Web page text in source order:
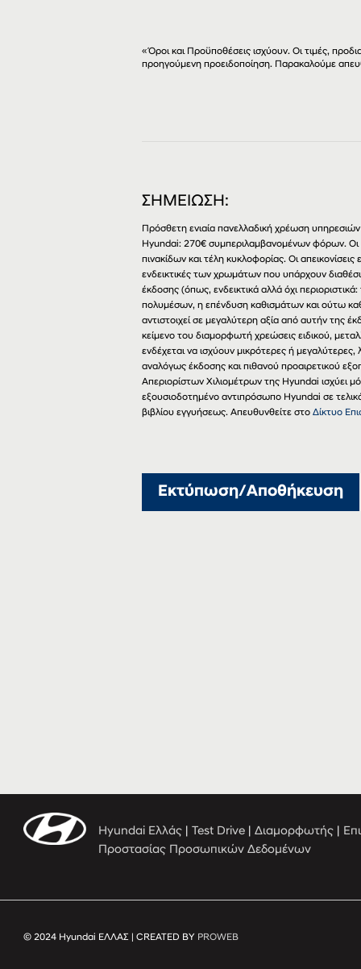
«Όροι και Προϋποθέσεις ισχύουν. Οι τιμές,
προηγούμενη προειδοποίηση. Παρακαλούμε
ΣΗΜΕΙΩΣΗ:
Πρόσθετη ενιαία πανελλαδική χρέωση
Hyundai: 270€ συμπεριλαμβανομένων φόρων.
πινακίδων και τέλη κυκλοφορίας. Οι
ενδεικτικές των χρωμάτων που υπάρχουν
έκδοσης (όπως, ενδεικτικά αλλά όχι
πολυμέσων, η επένδυση καθισμάτων και ούτω
αντιστοιχεί σε μεγαλύτερη αξία από αυτήν της
κείμενο του διαμορφωτή χρεώσεις ειδικού,
ενδέχεται να ισχύουν μικρότερες ή
αναλόγως έκδοσης και πιθανού προαιρετικού
Απεριορίστων Χιλιομέτρων της Hyundai ισχύει
εξουσιοδοτημένο αντιπρόσωπο Hyundai σε
βιβλίου εγγυήσεως. Απευθυνθείτε στοΔίκτυο
Εκτύπωση/Αποθήκευση
Hyundai Ελλάς Test Drive |Διαμορφωτής
Προστασίας Προσωπικών Δεδομένων
© 2024 Hyundai ΕΛΛΑΣ | CREATED BY PROWEB